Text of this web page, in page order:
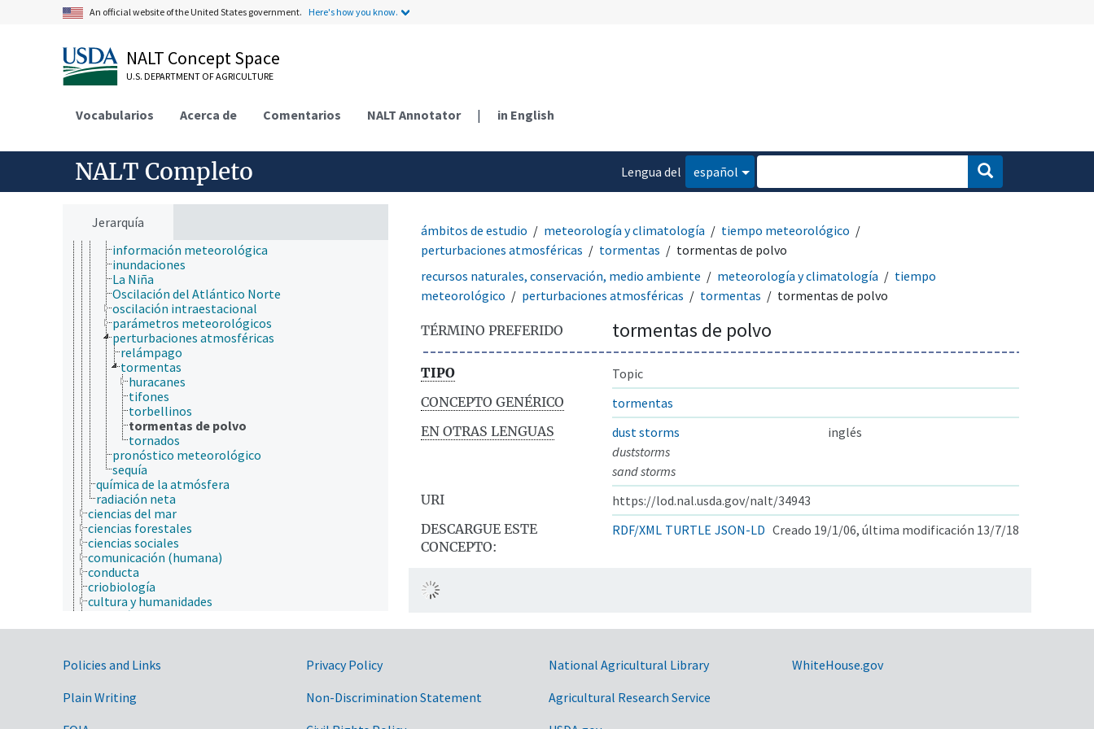
An official website of the United States government. Here's how you know.
NALT Concept Space
U.S. DEPARTMENT OF AGRICULTURE
Vocabularios Acerca de Comentarios NALT Annotator | in English
NALT Completo
Lengua del
español
Jerarquía
ciencias atmosféricas
circulación atmosférica
cuenca atmosférica
efecto invernadero
forzamiento radiativo
meteorología y climatología
estaciones meteorológicas
meteorología
modelos climáticos
tiempo meteorológico
clima favorable a incendios
El Niño Oscilación del Sur
información meteorológica
inundaciones
La Niña
Oscilación del Atlántico Norte
oscilación intraestacional
parámetros meteorológicos
perturbaciones atmosféricas
relámpago
tormentas
huracanes
tifones
torbellinos
tormentas de polvo
tornados
pronóstico meteorológico
sequía
química de la atmósfera
radiación neta
ciencias del mar
ciencias forestales
ciencias sociales
comunicación (humana)
conducta
criobiología
cultura y humanidades
ecología
ecología humana
educación
embriología
epidemiología
ámbitos de estudio meteorología y climatología
tiempo meteorológico
perturbaciones atmosféricas
tormentas
tormentas de polvo
recursos naturales, conservación, medio ambiente
meteorología y climatología
tiempo
meteorológico
perturbaciones atmosféricas tormentas tormentas de polvo
TÉRMINO PREFERIDO tormentas de polvo
TIPO
Topic
CONCEPTO GENÉRICO
tormentas
EN OTRAS LENGUAS
dust storms
inglés
duststorms
sand storms
URI
https://lod.nal.usda.gov/nalt/34943
DESCARGUE ESTE
CONCEPTO:
RDF/XML TURTLE JSON-LD Creado 19/1/06, última modificación 13/7/18
Government Links
Policies and Links
Plain Writing
Privacy Policy
Non-Discrimination Statement
National Agricultural Library
Agricultural Research Service
WhiteHouse.gov